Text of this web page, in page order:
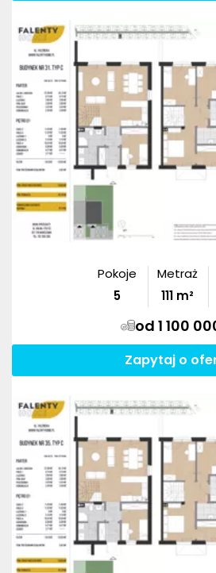
Pokoje
5
Metraż
111 m²
od 1 100
Zapytaj o